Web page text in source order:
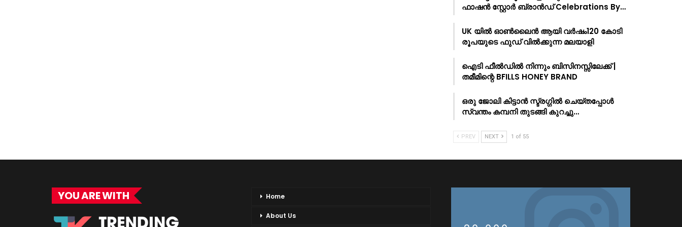
ഫാഷൻ സ്റ്റോർ ബ്രാൻഡ് Celebrations By…
UK യിൽ ഓൺലൈൻ ആയി വർഷം120 കോടി
രൂപയുടെ ഫുഡ് വിൽക്കുന്ന മലയാളി
ഐടി ഫീൽഡിൽ നിന്നും ബിസിനസ്സിലേക്ക് |
തമീമിന്റെ BFILLS HONEY BRAND
ഒരു ജോലി കിട്ടാൻ സ്ട്രഗ്ഗിൽ ചെയ്തപ്പോൾ
സ്വന്തം കമ്പനി തുടങ്ങി കുറച്ചു…
PREV NEXT 1 of 55
YOU ARE WITH Home
About Us